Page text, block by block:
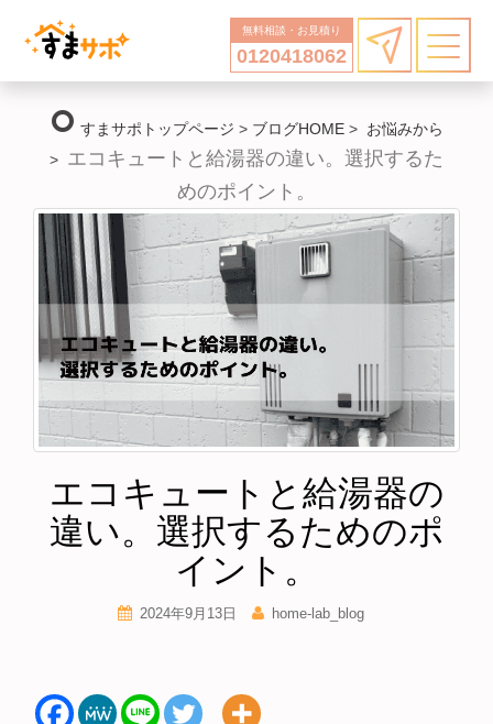
無料相談・お見積り
0120418062
trip_origin すまサポトップページ > ブログHOME > お悩みから
> エコキュートと給湯器の違い。選択するた
めのポイント。
エコキュートと給湯器の
違い。選択するためのポ
イント。
2024年9月13日 home-lab_blog